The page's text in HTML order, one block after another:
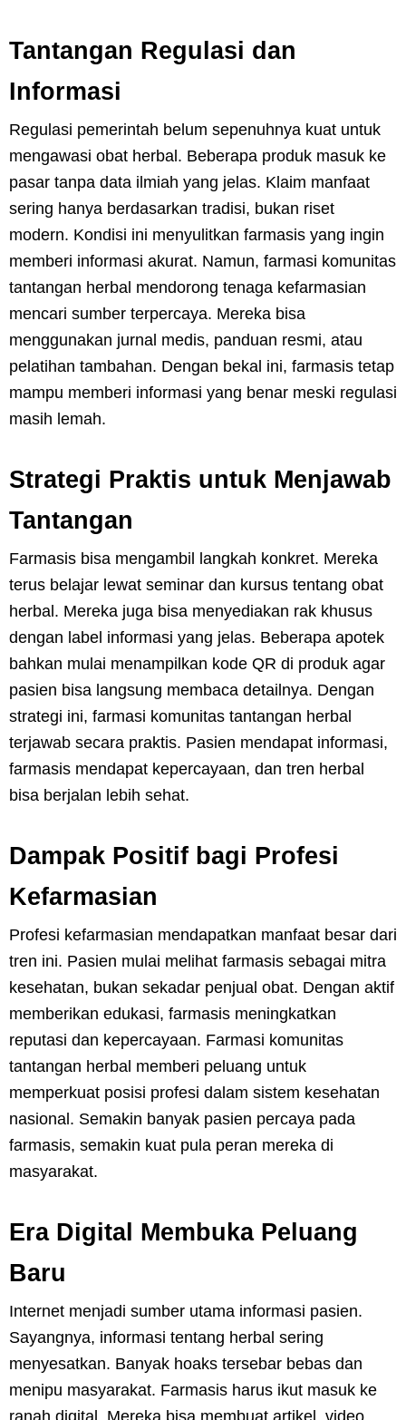
Tantangan Regulasi dan
Informasi
Regulasi pemerintah belum sepenuhnya kuat untuk
mengawasi obat herbal. Beberapa produk masuk ke
pasar tanpa data ilmiah yang jelas. Klaim manfaat
sering hanya berdasarkan tradisi, bukan riset
modern. Kondisi ini menyulitkan farmasis yang ingin
memberi informasi akurat. Namun, farmasi komunitas
tantangan herbal mendorong tenaga kefarmasian
mencari sumber terpercaya. Mereka bisa
menggunakan jurnal medis, panduan resmi, atau
pelatihan tambahan. Dengan bekal ini, farmasis tetap
mampu memberi informasi yang benar meski regulasi
masih lemah.
Strategi Praktis untuk Menjawab
Tantangan
Farmasis bisa mengambil langkah konkret. Mereka
terus belajar lewat seminar dan kursus tentang obat
herbal. Mereka juga bisa menyediakan rak khusus
dengan label informasi yang jelas. Beberapa apotek
bahkan mulai menampilkan kode QR di produk agar
pasien bisa langsung membaca detailnya. Dengan
strategi ini, farmasi komunitas tantangan herbal
terjawab secara praktis. Pasien mendapat informasi,
farmasis mendapat kepercayaan, dan tren herbal
bisa berjalan lebih sehat.
Dampak Positif bagi Profesi
Kefarmasian
Profesi kefarmasian mendapatkan manfaat besar dari
tren ini. Pasien mulai melihat farmasis sebagai mitra
kesehatan, bukan sekadar penjual obat. Dengan aktif
memberikan edukasi, farmasis meningkatkan
reputasi dan kepercayaan. Farmasi komunitas
tantangan herbal memberi peluang untuk
memperkuat posisi profesi dalam sistem kesehatan
nasional. Semakin banyak pasien percaya pada
farmasis, semakin kuat pula peran mereka di
masyarakat.
Era Digital Membuka Peluang
Baru
Internet menjadi sumber utama informasi pasien.
Sayangnya, informasi tentang herbal sering
menyesatkan. Banyak hoaks tersebar bebas dan
menipu masyarakat. Farmasis harus ikut masuk ke
ranah digital. Mereka bisa membuat artikel, video,